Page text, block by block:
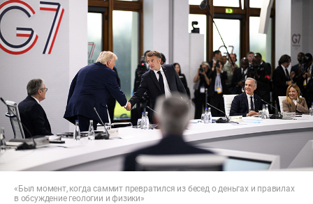
«Был момент, когда саммит превратился из бесед о деньгах и правилах
в обсуждение геологии и физики»